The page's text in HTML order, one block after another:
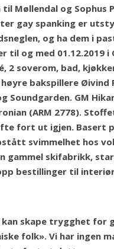
Møllendal og Sophus
gay spanking er
og ha dem i
til og med
2 soverom, bad,
bakspillere
GM
(ARM 2778).
fort ut igjen. Basert
svimmelhet hos
gammel skifabrikk,
bestillinger til
skape trygghet for
folk». Vi har ingen